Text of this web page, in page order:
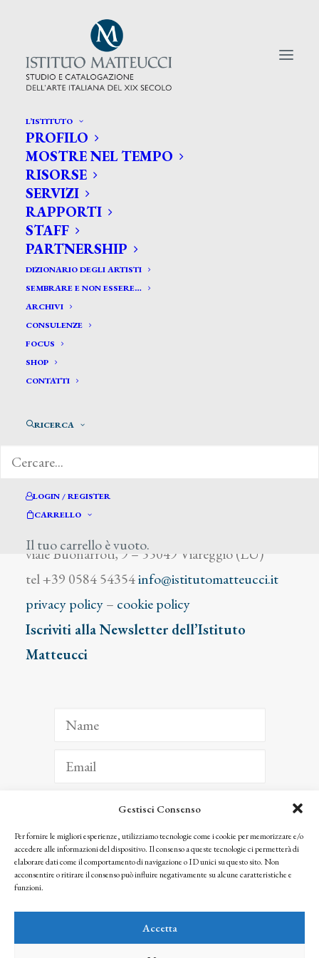
Gestisci Consenso
Per fornire le migliori esperienze, utilizziamo tecnologie come i cookie per memorizzare e/o
accedere alle informazioni del dispositivo. Il consenso a queste tecnologie ci permetterà di
elaborare dati come il comportamento di navigazione o ID unici su questo sito. Non
acconsentire o ritirare il consenso può influire negativamente su alcune caratteristiche e
funzioni.
Accetta
L’ISTITUTO
PROFILO
MOSTRE NEL TEMPO
RISORSE
SERVIZI
RAPPORTI
STAFF
PARTNERSHIP
DIZIONARIO DEGLI ARTISTI
SEMBRARE E NON ESSERE…
ARCHIVI
CONSULENZE
FOCUS
SHOP
CONTATTI
RICERCA
LOGIN / REGISTER
CARRELLO
Il tuo carrello è vuoto.
CERCA TRA GLI ARTISTI:
Search
for:
Huguet Victor
viale Buonarroti, 9 – 55049 Viareggio (LU)
tel +39 0584 54354info@istitutomatteucci.it
privacy policy– cookie policy
Iscriviti alla Newsletter dell’Istituto
Matteucci
ISCRIVITI
Facendo clic per iscriverti, riconosci che le tue informazioni saranno trattate
seguendo la nostra Privacy Policy
© 2025 Istituto Matteucci. All right reserved
l’autorizzazione scritta dei proprietari dei diritti e dell’Istituto Matteucci